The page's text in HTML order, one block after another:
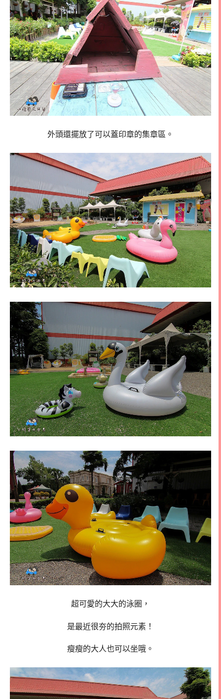
外頭還擺放了可以蓋印章的集章區。
超可愛的大大的泳圈，
是最近很夯的拍照元素！
瘦瘦的大人也可以坐哦。